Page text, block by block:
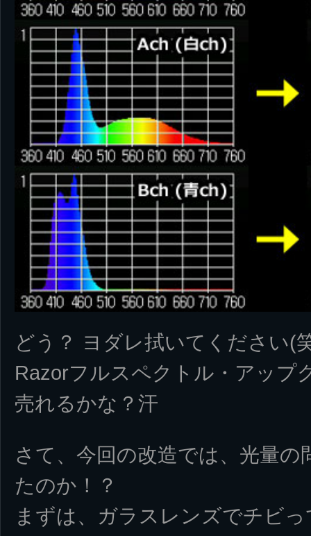
どう？ ヨダレ拭いてください(
Razorフルスペクトル・アップ
売れるかな？汗
さて、今回の改造では、光量
たのか！？
まずは、ガラスレンズでチビ